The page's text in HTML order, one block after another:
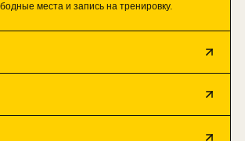
места и запись на тренировку.